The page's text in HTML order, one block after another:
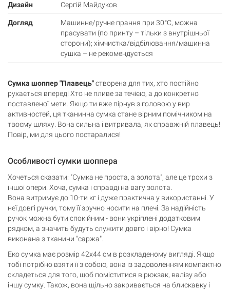
Дизайн Сергій Майдуков
Догляд
Машинне/ручне прання при 30°С, можна
прасувати (по принту – тільки з внутрішньої
сторони); хімчистка/відбілювання/машинна
сушка – не рекомендується
Сумка шоппер "Плавець"створена для тих, хто постійно
рухається вперед! Хто не пливе за течією, а до конкретно
поставленої мети. Якщо ти вже пірнув з головою у вир
активностей, ця тканинна сумка стане вірним помічником на
твоєму шляху. Вона сильна і витривала, як справжній плавець!
Повір, ми для цього постаралися!
Особливості сумки шоппера
Хочеться сказати: "Сумка не проста, а золота", але це трохи з
іншої опери. Хоча, сумка і справді на вагу золота.
Вона витримує до 10-ти кг і дуже практична у використанні. У
неї довгі ручки, тому її зручно носити на плечі. За надійність
ручок можна бути спокійним - вони укріплені додатковим
рядком, а значить будуть служити довго і вірно! Сумка
виконана з тканини "саржа".
Еко сумка має розмір 42х44 см в розкладеному вигляді. Якщо
тобі потрібно взяти її з собою, вона із задоволенням компактно
складеться для того, щоб поміститися в рюкзак, валізу або
іншу сумку. Також, вона щільно закривається на блискавку і